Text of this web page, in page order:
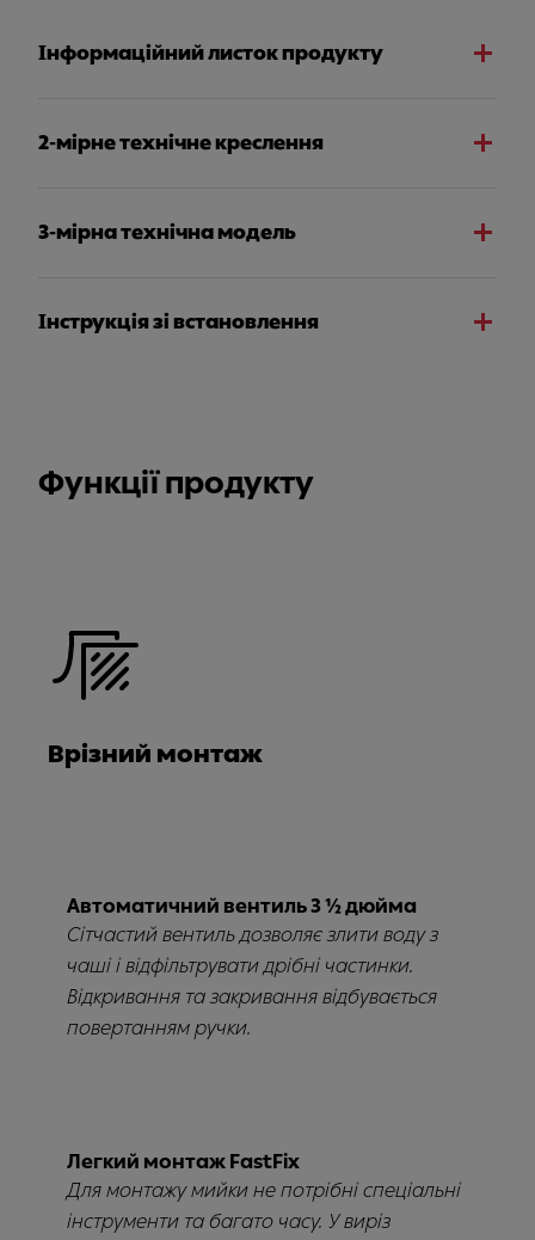
Інформаційний листок продукту
2-мірне технічне креслення
3-мірна технічна модель
Інструкція зі встановлення
Функції продукту
Врізний монтаж
Автоматичний вентиль 3 ½ дюйма
Сітчастий вентиль дозволяє злити воду з
чаші і відфільтрувати дрібні частинки.
Відкривання та закривання відбувається
повертанням ручки.
Легкий монтаж FastFix
Для монтажу мийки не потрібні спеціальні
інструменти та багато часу. У виріз